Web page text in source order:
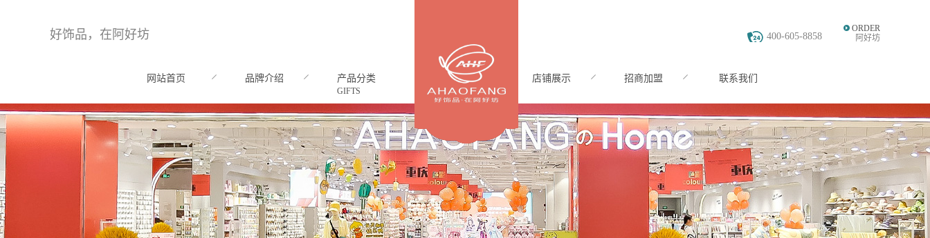
好饰品，在阿好坊
ORDER
阿好坊
400-605-8858
网站首页
HOME
品牌介绍
BRAND
产品分类
GIFTS
店铺展示
CASE
招商加盟
JOIN
联系我们
CONTACT